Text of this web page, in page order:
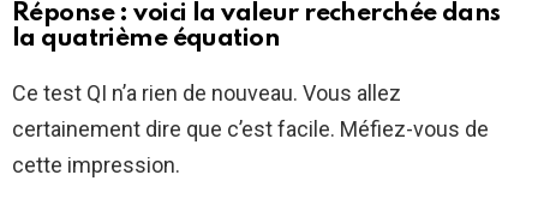
Réponse : voici la valeur recherchée dans
la quatrième équation
Ce test QI n’a rien de nouveau. Vous allez
certainement dire que c’est facile. Méfiez-vous de
cette impression.